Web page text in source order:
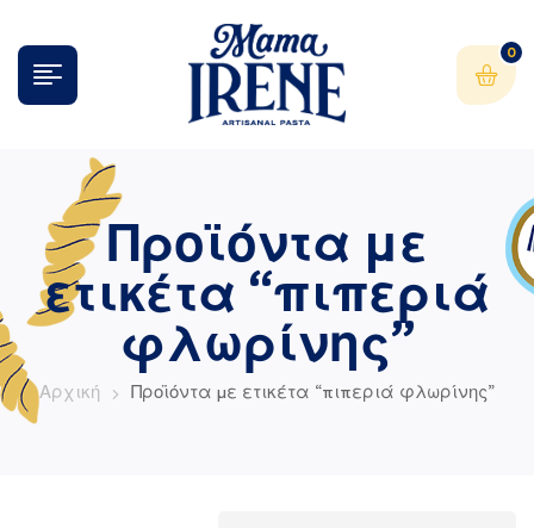
0
Προϊόντα με
ετικέτα “πιπεριά
φλωρίνης”
Αρχική Προϊόντα με ετικέτα “πιπεριά φλωρίνης”